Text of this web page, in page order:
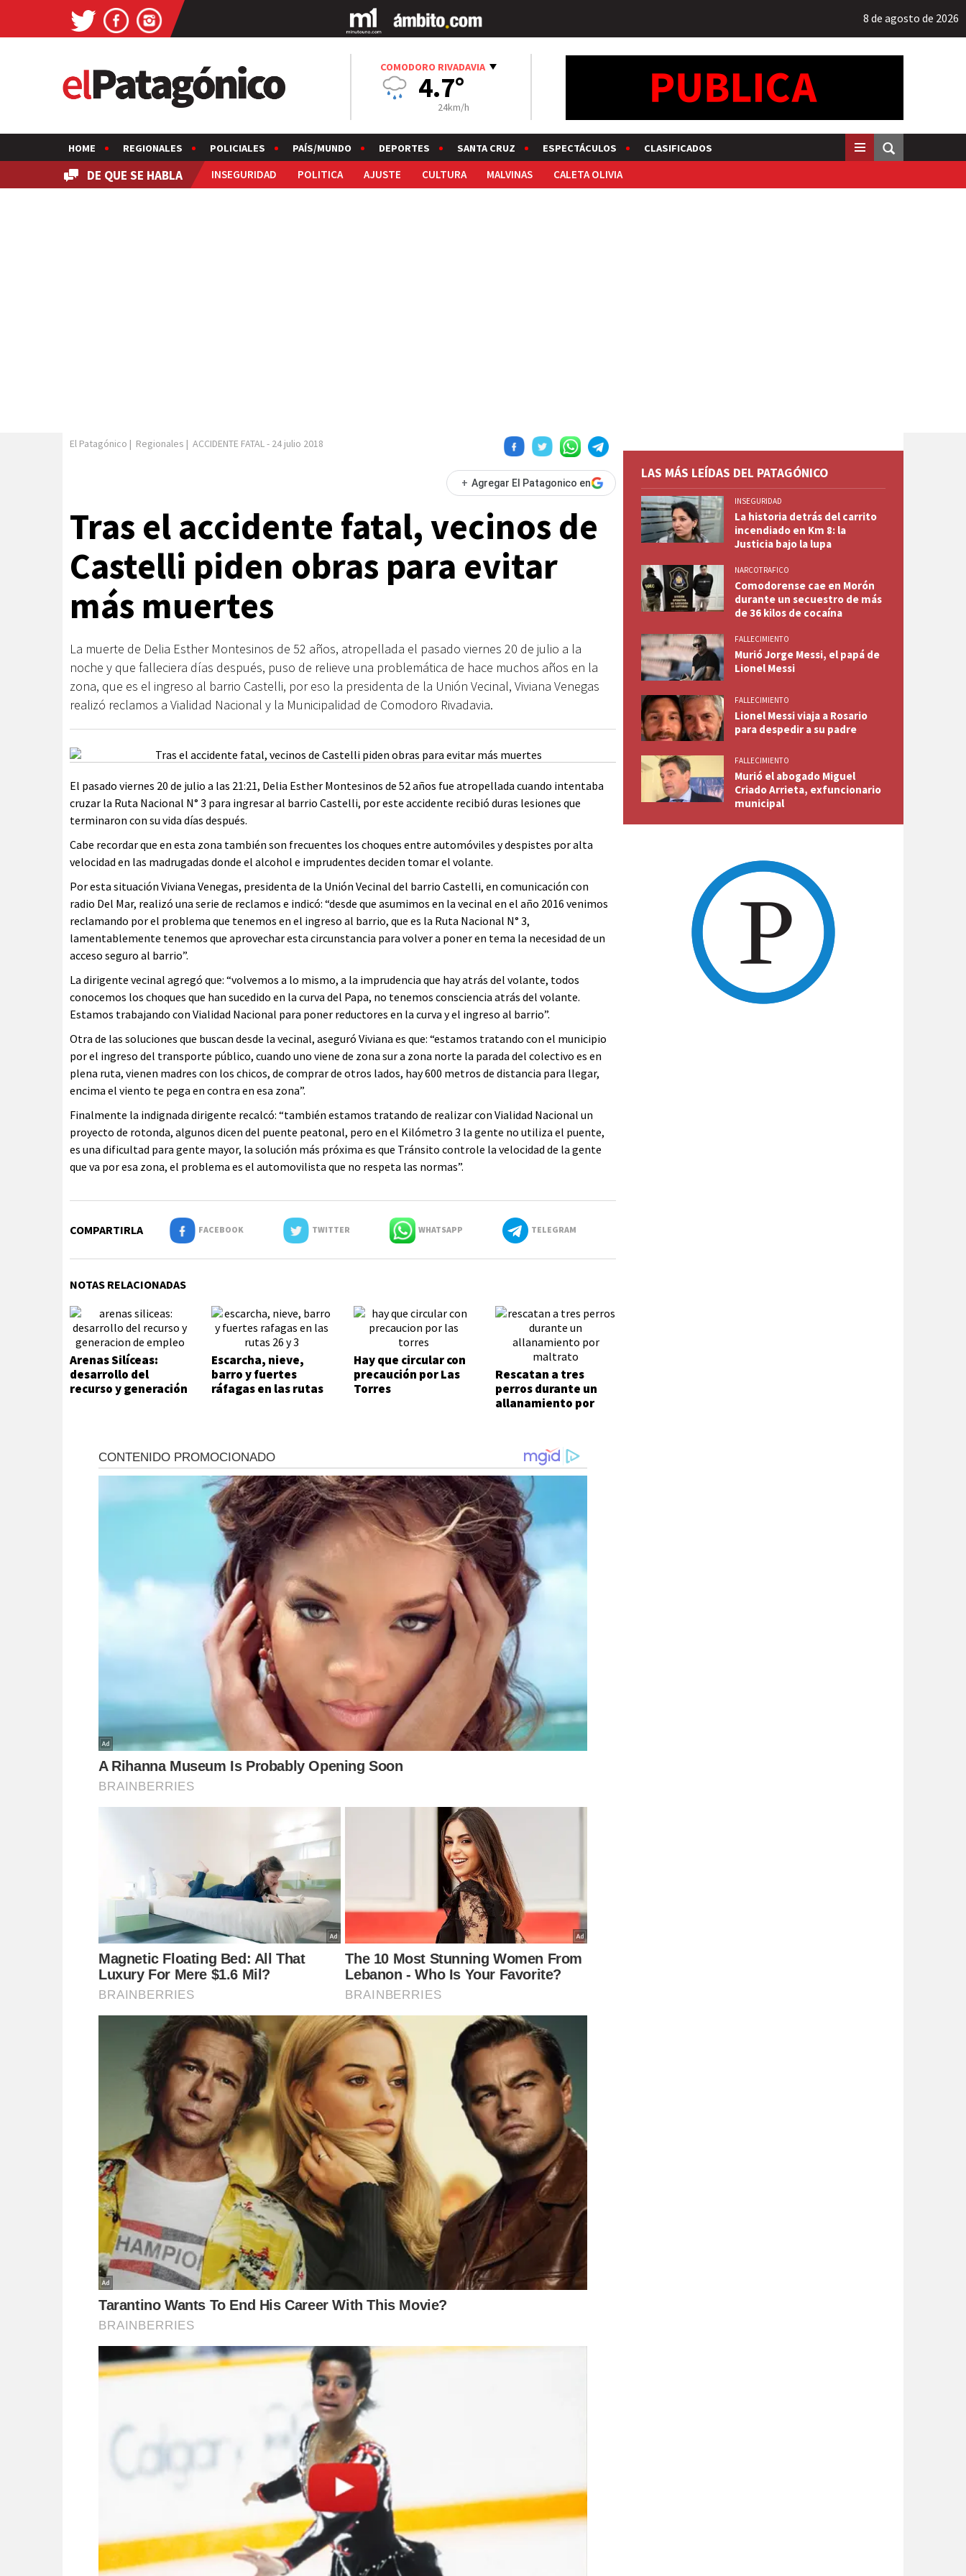
8 de agosto de 2026
COMODORO RIVADAVIA
4.7°
24km/h
HOME REGIONALES POLICIALES PAÍS/MUNDO DEPORTES SANTA CRUZ ESPECTÁCULOS CLASIFICADOS
DE QUE SE HABLA INSEGURIDAD POLITICA AJUSTE CULTURA MALVINAS CALETA OLIVIA
El Patagónico | Regionales | ACCIDENTE FATAL- 24 julio 2018
+ Agregar El Patagonico en
Tras el accidente fatal, vecinos de
Castelli piden obras para evitar
más muertes
La muerte de Delia Esther Montesinos de 52 años, atropellada el pasado viernes 20 de julio a la
noche y que falleciera días después, puso de relieve una problemática de hace muchos años en la
zona, que es el ingreso al barrio Castelli, por eso la presidenta de la Unión Vecinal, Viviana Venegas
realizó reclamos a Vialidad Nacional y la Municipalidad de Comodoro Rivadavia.
El pasado viernes 20 de julio a las 21:21, Delia Esther Montesinos de 52 años fue atropellada cuando intentaba
cruzar la Ruta Nacional N° 3 para ingresar al barrio Castelli, por este accidente recibió duras lesiones que
terminaron con su vida días después.
Cabe recordar que en esta zona también son frecuentes los choques entre automóviles y despistes por alta
velocidad en las madrugadas donde el alcohol e imprudentes deciden tomar el volante.
Por esta situación Viviana Venegas, presidenta de la Unión Vecinal del barrio Castelli, en comunicación con
radio Del Mar, realizó una serie de reclamos e indicó: “desde que asumimos en la vecinal en el año 2016 venimos
reclamando por el problema que tenemos en el ingreso al barrio, que es la Ruta Nacional N° 3,
lamentablemente tenemos que aprovechar esta circunstancia para volver a poner en tema la necesidad de un
acceso seguro al barrio”.
La dirigente vecinal agregó que: “volvemos a lo mismo, a la imprudencia que hay atrás del volante, todos
conocemos los choques que han sucedido en la curva del Papa, no tenemos consciencia atrás del volante.
Estamos trabajando con Vialidad Nacional para poner reductores en la curva y el ingreso al barrio”.
Otra de las soluciones que buscan desde la vecinal, aseguró Viviana es que: “estamos tratando con el municipio
por el ingreso del transporte público, cuando uno viene de zona sur a zona norte la parada del colectivo es en
plena ruta, vienen madres con los chicos, de comprar de otros lados, hay 600 metros de distancia para llegar,
encima el viento te pega en contra en esa zona”.
Finalmente la indignada dirigente recalcó: “también estamos tratando de realizar con Vialidad Nacional un
proyecto de rotonda, algunos dicen del puente peatonal, pero en el Kilómetro 3 la gente no utiliza el puente,
es una dificultad para gente mayor, la solución más próxima es que Tránsito controle la velocidad de la gente
que va por esa zona, el problema es el automovilista que no respeta las normas”.
COMPARTIRLA FACEBOOK TWITTER WHATSAPP TELEGRAM
NOTAS RELACIONADAS
Arenas Silíceas:
desarrollo del
recurso y generación
Escarcha, nieve,
barro y fuertes
ráfagas en las rutas
Hay que circular con
precaución por Las
Torres
Rescatan a tres
perros durante un
allanamiento por
LAS MÁS LEÍDAS DEL PATAGÓNICO
INSEGURIDAD
La historia detrás del carrito
incendiado en Km 8: la
Justicia bajo la lupa
NARCOTRAFICO
Comodorense cae en Morón
durante un secuestro de más
de 36 kilos de cocaína
FALLECIMIENTO
Murió Jorge Messi, el papá de
Lionel Messi
FALLECIMIENTO
Lionel Messi viaja a Rosario
para despedir a su padre
FALLECIMIENTO
Murió el abogado Miguel
Criado Arrieta, exfuncionario
municipal